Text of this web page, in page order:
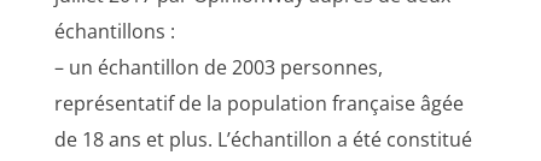
échantillons :
– un échantillon de 2003 personnes,
représentatif de la population française âgée
de 18 ans et plus. L’échantillon a été constitué